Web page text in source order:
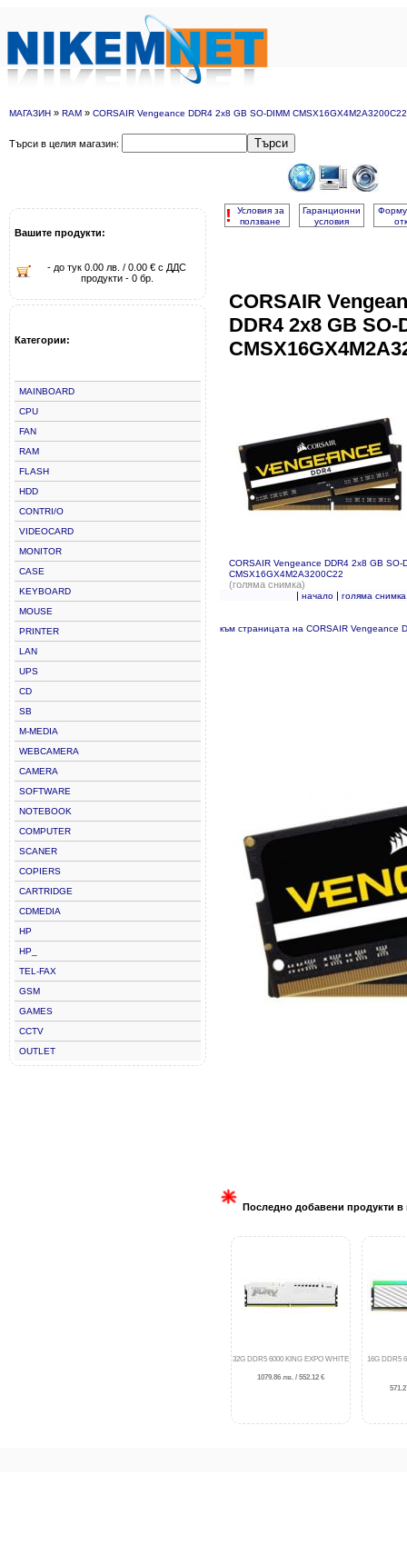
МАГАЗИН » RAM » CORSAIR Vengeance DDR4 2x8 GB SO-DIMM CMSX16GX4M2A3200C22
Търси в целия магазин: Търси
Вашите продукти:
- до тук 0.00 лв. / 0.00 € с ДДС
продукти - 0 бр.
Категории:
MAINBOARD
CPU
FAN
RAM
FLASH
HDD
CONTRI/O
VIDEOCARD
MONITOR
CASE
KEYBOARD
MOUSE
PRINTER
LAN
UPS
CD
SB
M-MEDIA
WEBCAMERA
CAMERA
SOFTWARE
NOTEBOOK
COMPUTER
SCANER
COPIERS
CARTRIDGE
CDMEDIA
HP
HP_
TEL-FAX
GSM
GAMES
CCTV
OUTLET
!
Условия за
ползване
Гаранционни
условия
CORSAIR
DDR4 2x8 GB SO-
CORSAIR Vengeance DDR4 2x8 GB SO-
CMSX16GX4M2A3200C22
(голяма снимка)
| начало| голяма снимка
към страницата на CORSAIR Vengeance
Последно добавени продукти в
32G DDR5 6000 KING EXPO WHITE
1079.86 лв. / 552.12 €
16G DDR5